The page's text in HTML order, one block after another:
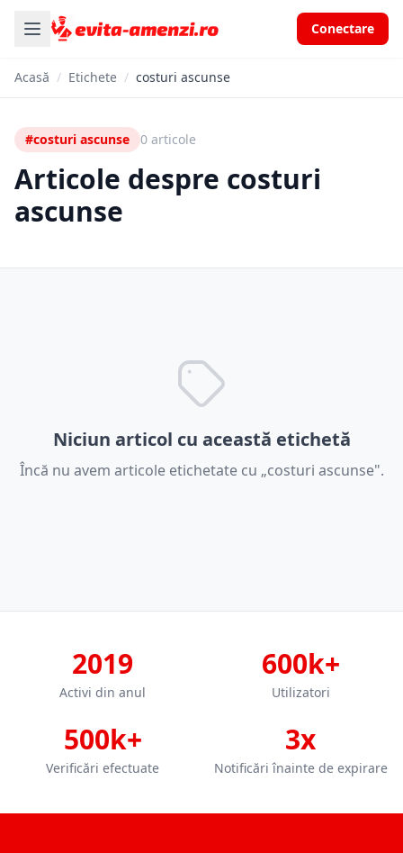
Conectare
Acasă / Etichete / costuri ascunse
#costuri ascunse 0 articole
Articole despre costuri
ascunse
Niciun articol cu această etichetă
Încă nu avem articole etichetate cu „costuri ascunse".
2019
Activi din anul
600k+
Utilizatori
500k+
Verificări efectuate
3x
Notificări înainte de expirare